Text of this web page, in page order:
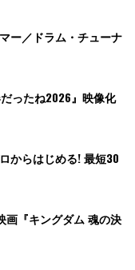
ー／ドラム・チューナ
ったね2026』映像化
からはじめる! 最短30
画『キングダム 魂の決